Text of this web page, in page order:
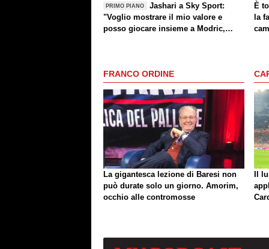
PRIMO PIANO
Jashari a Sky Sport:
"Voglio mostrare il mio valore e
posso giocare insieme a Modric,
È
la
FRANCO ORDINE
La gigantesca lezione di Baresi non
può durate solo un giorno. Amorim,
occhio alle contromosse
Il